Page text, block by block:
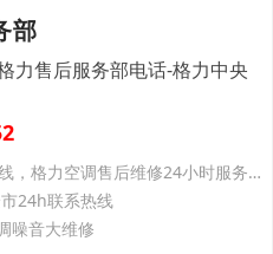
部
力售后服务部电话-格力中央
海口格力空调维修24小时客服热线，格力空调售后维修24小时服务电话
24h联系热线
噪音大维修